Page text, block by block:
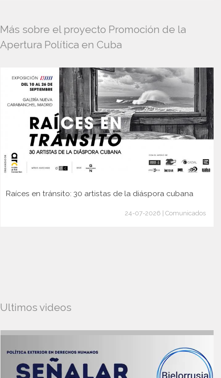
Más sobre el proyecto Promoción de la
Apertura Política en Cuba
Raíces en tránsito: 30 artistas de la diáspora cubana
24-07-2026 | Comunicados
Ultimos videos